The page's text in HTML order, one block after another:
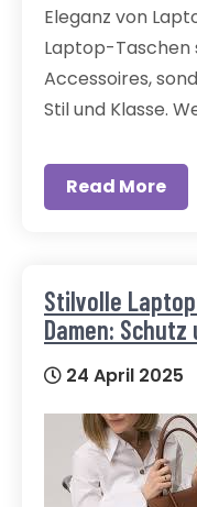
Eleganz von
Laptop-Taschen
Accessoires,
Stil und Klasse.
Read More
Stilvolle
Damen:
24 April 2025